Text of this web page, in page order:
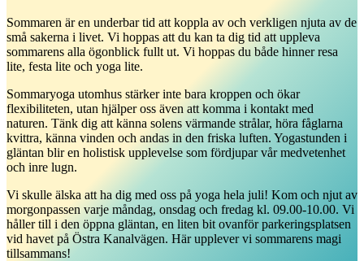
Sommaren är en underbar tid att koppla av och verkligen njuta av de
små sakerna i livet. Vi hoppas att du kan ta dig tid att uppleva
sommarens alla ögonblick fullt ut. Vi hoppas du både hinner resa
lite, festa lite och yoga lite.
Sommaryoga utomhus stärker inte bara kroppen och ökar
flexibiliteten, utan hjälper oss även att komma i kontakt med
naturen. Tänk dig att känna solens värmande strålar, höra fåglarna
kvittra, känna vinden och andas in den friska luften. Yogastunden i
gläntan blir en holistisk upplevelse som fördjupar vår medvetenhet
och inre lugn.
Vi skulle älska att ha dig med oss på yoga hela juli! Kom och njut av
morgonpassen varje måndag, onsdag och fredag kl. 09.00-10.00. Vi
håller till i den öppna gläntan, en liten bit ovanför parkeringsplatsen
vid havet på Östra Kanalvägen. Här upplever vi sommarens magi
tillsammans!